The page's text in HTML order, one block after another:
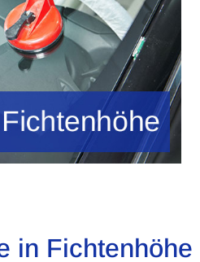
in Fichtenhöhe